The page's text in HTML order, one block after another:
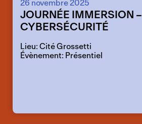
26 novembre 2025
JOURNÉE IMMERSION –
CYBERSÉCURITÉ
Lieu: Cité Grossetti
Évènement: Présentiel